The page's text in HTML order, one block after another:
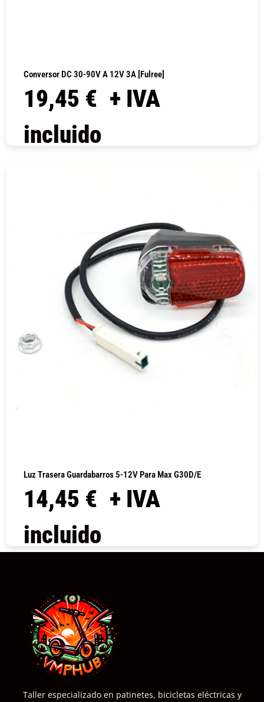
Conversor DC 30-90V A 12V 3A [Fulree]
19,45 € + IVA
incluido
Luz Trasera Guardabarros 5-12V Para Max G30D/E
14,45 € + IVA
incluido
Taller especializado en patinetes, bicicletas eléctricas y